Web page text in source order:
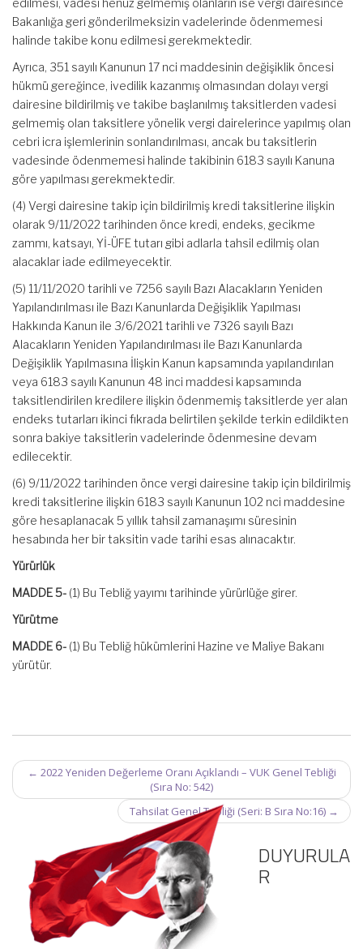
edilmesi, vadesi henüz gelmemiş olanların ise vergi dairesince
Bakanlığa geri gönderilmeksizin vadelerinde ödenmemesi
halinde takibe konu edilmesi gerekmektedir.
Ayrıca, 351 sayılı Kanunun 17 nci maddesinin değişiklik öncesi
hükmü gereğince, ivedilik kazanmış olmasından dolayı vergi
dairesine bildirilmiş ve takibe başlanılmış taksitlerden vadesi
gelmemiş olan taksitlere yönelik vergi dairelerince yapılmış olan
cebri icra işlemlerinin sonlandırılması, ancak bu taksitlerin
vadesinde ödenmemesi halinde takibinin 6183 sayılı Kanuna
göre yapılması gerekmektedir.
(4) Vergi dairesine takip için bildirilmiş kredi taksitlerine ilişkin
olarak 9/11/2022 tarihinden önce kredi, endeks, gecikme
zammı, katsayı, Yİ-ÜFE tutarı gibi adlarla tahsil edilmiş olan
alacaklar iade edilmeyecektir.
(5) 11/11/2020 tarihli ve 7256 sayılı Bazı Alacakların Yeniden
Yapılandırılması ile Bazı Kanunlarda Değişiklik Yapılması
Hakkında Kanun ile 3/6/2021 tarihli ve 7326 sayılı Bazı
Alacakların Yeniden Yapılandırılması ile Bazı Kanunlarda
Değişiklik Yapılmasına İlişkin Kanun kapsamında yapılandırılan
veya 6183 sayılı Kanunun 48 inci maddesi kapsamında
taksitlendirilen kredilere ilişkin ödenmemiş taksitlerde yer alan
endeks tutarları ikinci fıkrada belirtilen şekilde terkin edildikten
sonra bakiye taksitlerin vadelerinde ödenmesine devam
edilecektir.
(6) 9/11/2022 tarihinden önce vergi dairesine takip için bildirilmiş
kredi taksitlerine ilişkin 6183 sayılı Kanunun 102 nci maddesine
göre hesaplanacak 5 yıllık tahsil zamanaşımı süresinin
hesabında her bir taksitin vade tarihi esas alınacaktır.
Yürürlük
MADDE 5- (1) Bu Tebliğ yayımı tarihinde yürürlüğe girer.
Yürütme
MADDE 6- (1) Bu Tebliğ hükümlerini Hazine ve Maliye Bakanı
yürütür.
Post
navigation
← 2022 Yeniden Değerleme Oranı Açıklandı – VUK Genel Tebliği
(Sıra No: 542)
Tahsilat Genel Tebliği (Seri: B Sıra No:16) →
DUYURULA
R